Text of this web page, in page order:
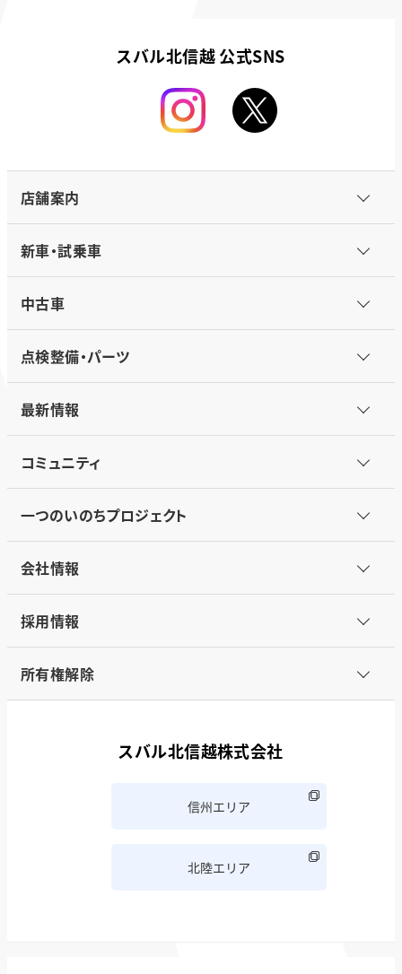
スバル北信越 公式SNS
店舗案内
新車・試乗車
中古車
点検整備・パーツ
最新情報
コミュニティ
一つのいのちプロジェクト
会社情報
採用情報
所有権解除
スバル北信越株式会社
信州エリア
北陸エリア